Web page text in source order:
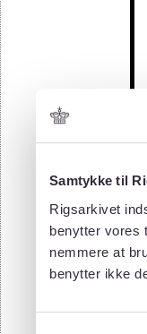
Samtykke til
Rigsarkivet
benytter vores
nemmere at
benytter ikke